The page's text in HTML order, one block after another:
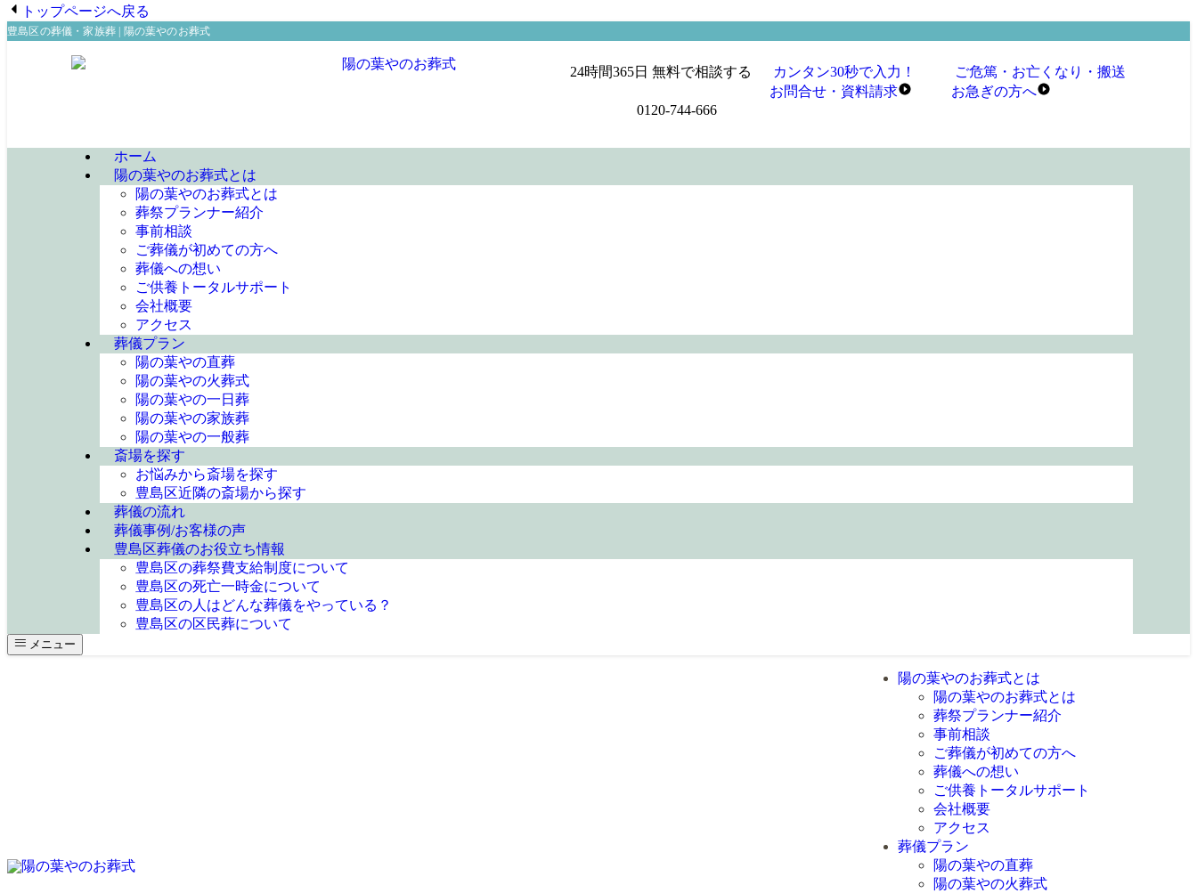
トップページへ戻る
豊島区の葬儀・家族葬 | 陽の葉やのお葬式
ホーム
陽の葉やのお葬式とは
陽の葉やのお葬式とは
葬祭プランナー紹介
事前相談
ご葬儀が初めての方へ
葬儀への想い
ご供養トータルサポート
会社概要
アクセス
葬儀プラン
陽の葉やの直葬
陽の葉やの火葬式
陽の葉やの一日葬
陽の葉やの家族葬
陽の葉やの一般葬
斎場を探す
お悩みから斎場を探す
豊島区近隣の斎場から探す
葬儀の流れ
葬儀事例/お客様の声
豊島区葬儀のお役立ち情報
豊島区の葬祭費支給制度について
豊島区の死亡一時金について
豊島区の人はどんな葬儀をやっている？
豊島区の区民葬について
24時間365日 無料で相談する
0120-744-666
カンタン30秒で入力！
お問合せ・資料請求
ご危篤・お亡くなり・搬送
お急ぎの方へ
メニュー
陽の葉やのお葬式とは
陽の葉やのお葬式とは
葬祭プランナー紹介
事前相談
ご葬儀が初めての方へ
葬儀への想い
ご供養トータルサポート
会社概要
アクセス
葬儀プラン
陽の葉やの直葬
陽の葉やの火葬式